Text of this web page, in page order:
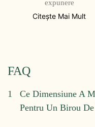
expunere
Citeşte Mai Mult
FAQ
1
Ce Dimensiune A
Pentru Un Birou